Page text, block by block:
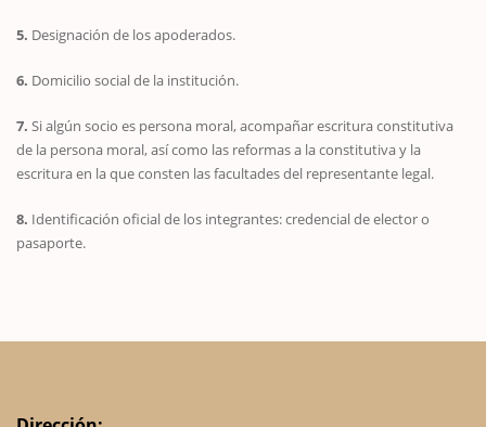
5. Designación de los apoderados.
6. Domicilio social de la institución.
7. Si algún socio es persona moral, acompañar escritura constitutiva
de la persona moral, así como las reformas a la constitutiva y la
escritura en la que consten las facultades del representante legal.
8. Identificación oficial de los integrantes: credencial de elector o
pasaporte.